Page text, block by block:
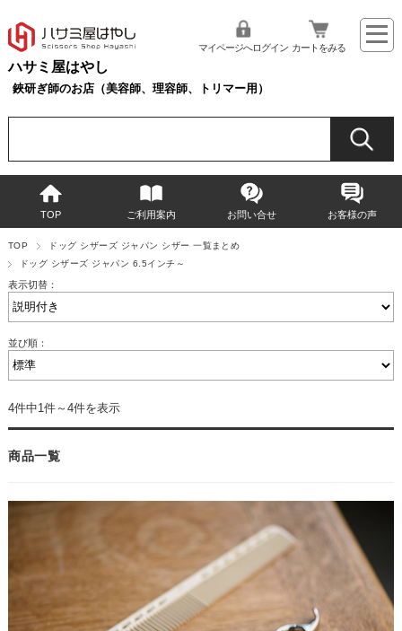
ハサミ屋はやし
鋏研ぎ師のお店（美容師、理容師、トリマー用）
マイページへログイン カートをみる
TOP ご利用案内 お問い合せ お客様の声
TOP
ドッグ シザーズ ジャパン シザー 一覧まとめ
ドッグ シザーズ ジャパン 6.5インチ～
表示切替：
並び順：
4件中1件～4件を表示
商品一覧